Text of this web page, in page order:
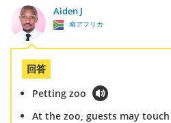
Aiden J
南アフリカ
回答
Petting zoo
At the zoo, guests may